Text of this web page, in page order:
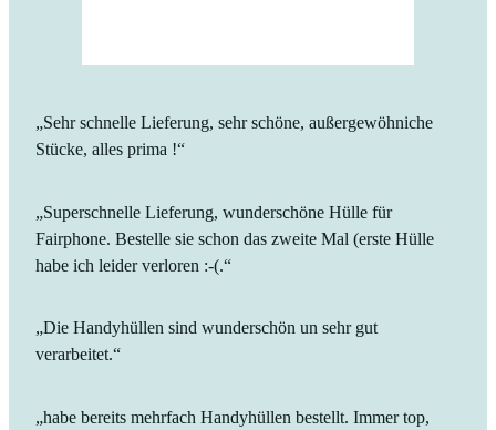
„Sehr schnelle Lieferung, sehr schöne, außergewöhniche
Stücke, alles prima !“
„Superschnelle Lieferung, wunderschöne Hülle für
Fairphone. Bestelle sie schon das zweite Mal (erste Hülle
habe ich leider verloren :-(.“
„Die Handyhüllen sind wunderschön un sehr gut
verarbeitet.“
„habe bereits mehrfach Handyhüllen bestellt. Immer top,